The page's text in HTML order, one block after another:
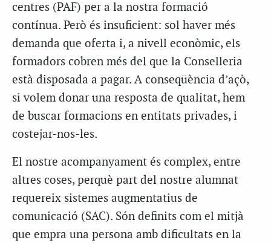
centres (PAF) per a la nostra formació
contínua. Però és insuficient: sol haver més
demanda que oferta i, a nivell econòmic, els
formadors cobren més del que la Conselleria
està disposada a pagar. A conseqüència d’açò,
si volem donar una resposta de qualitat, hem
de buscar formacions en entitats privades, i
costejar-nos-les.
El nostre acompanyament és complex, entre
altres coses, perquè part del nostre alumnat
requereix sistemes augmentatius de
comunicació (SAC). Són definits com el mitjà
que empra una persona amb dificultats en la